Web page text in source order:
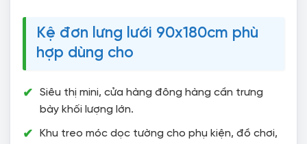
Kệ đơn lưng lưới 90x180cm phù
hợp dùng cho
Siêu thị mini, cửa hàng đông hàng cần trưng
bày khối lượng lớn.
Khu treo móc dọc tường cho phụ kiện, đồ chơi,